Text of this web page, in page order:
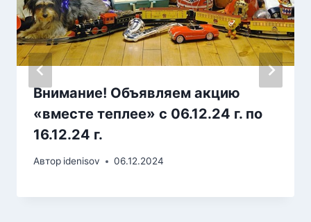
Внимание! Объявляем акцию
«вместе теплее» с 06.12.24 г. по
16.12.24 г.
Автор idenisov 06.12.2024